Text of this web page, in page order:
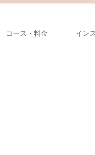
コース・料金 イン